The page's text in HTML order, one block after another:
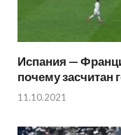
Испания —
почему засчитан
11.10.2021